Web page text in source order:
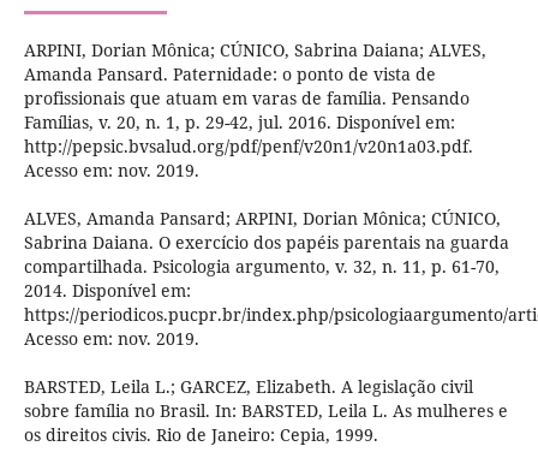
ARPINI, Dorian Mônica; CÚNICO, Sabrina Daiana; ALVES,
Amanda Pansard. Paternidade: o ponto de vista de
profissionais que atuam em varas de família. Pensando
Famílias, v. 20, n. 1, p. 29-42, jul. 2016. Disponível em:
http://pepsic.bvsalud.org/pdf/penf/v20n1/v20n1a03.pdf.
Acesso em: nov. 2019.
ALVES, Amanda Pansard; ARPINI, Dorian Mônica; CÚNICO,
Sabrina Daiana. O exercício dos papéis parentais na guarda
compartilhada. Psicologia argumento, v. 32, n. 11, p. 61-70,
2014. Disponível em:
https://periodicos.pucpr.br/index.php/psicologiaargumento/
Acesso em: nov. 2019.
BARSTED, Leila L.; GARCEZ, Elizabeth. A legislação civil
sobre família no Brasil. In: BARSTED, Leila L. As mulheres e
os direitos civis. Rio de Janeiro: Cepia, 1999.